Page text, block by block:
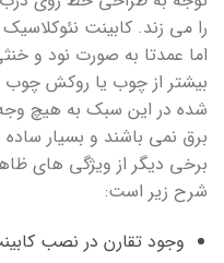
را می زند. کابینت
اما عمدتا به صورت نود و
بیشتر از چوب یا روکش
شده در این سبک به هیچ
برق نمی باشند و بسیار
برخی دیگر از ویژگی­ های
شرح زیر است:
وجود تقارن در نصب